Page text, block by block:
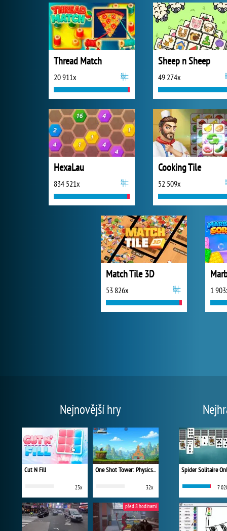
Thread Match
20 911x
Sheep n Sheep
49 274x
HexaLau
834 521x
Cooking Tile
52 509x
Match Tile 3D
53 826x 1
Nejnovější hry
Cut N Fill
23x
One Shot Tower: Physics Destroyer
32x
před 8 hodinami
Spider Solitaire
7